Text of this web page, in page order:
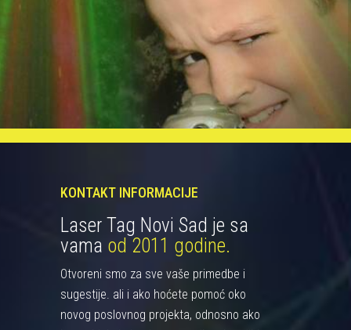
KONTAKT INFORMACIJE
Laser Tag Novi Sad je sa
vama od 2011 godine.
Otvoreni smo za sve vaše primedbe i
sugestije. ali i ako hoćete pomoć oko
novog poslovnog projekta, odnosno ako